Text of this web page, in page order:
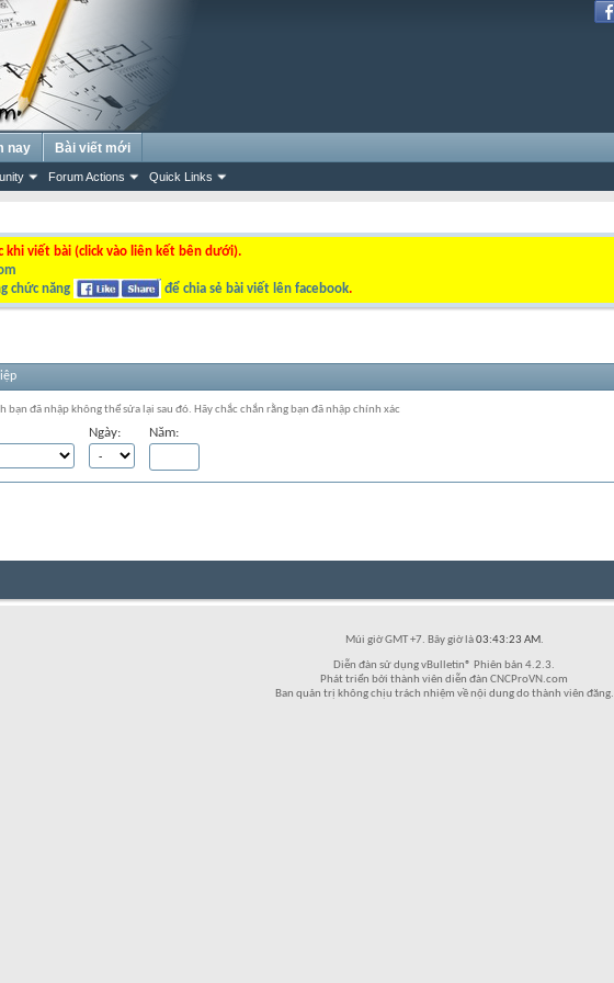
Forum Actions Quick Links
nay Bài viết mới
khi viết bài (click vào liên kết bên dưới).
chức năng để chia sẻ bài viết lên facebook.
bạn đã nhập không thể sửa lại sau đó. Hãy chắc chắn rằng bạn đã nhập chính xác
Ngày: Năm:
Múi giờ GMT +7. Bây giờ là03:43:23 AM.
Diễn đàn sử dụng vBulletin® Phiên bản 4.2.3.
Phát triển bởi thành viên diễn đàn CNCProVN.com
Ban quản trị không chịu trách nhiệm về nội dung do thành viên đăng.